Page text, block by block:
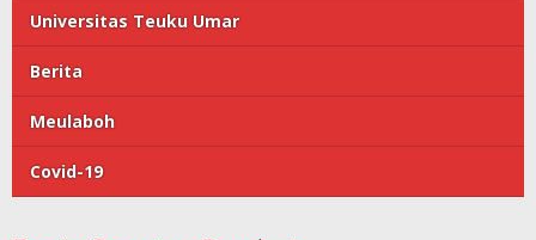
Universitas Teuku Umar
Berita
Meulaboh
Covid-19